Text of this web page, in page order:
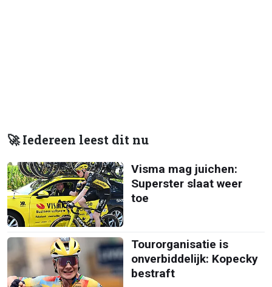
🚀 Iedereen leest dit nu
Visma mag juichen:
Superster slaat weer
toe
Tourorganisatie is
onverbiddelijk: Kopecky
bestraft